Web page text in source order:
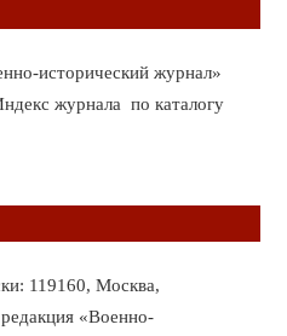
исторический журнал»
журнала по каталогу
119160, Москва,
«Военно-